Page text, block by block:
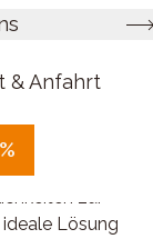
& Anfahrt
werden.
Der große
zur
Lösung